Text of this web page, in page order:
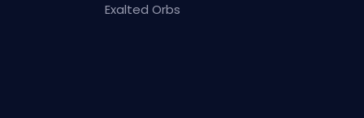
Exalted Orbs